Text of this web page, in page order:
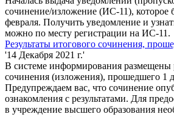
сочинение/изложение (ИС-11), которое
февраля. Получить уведомление и
можно по месту регистрации на ИС-11.
Результаты итогового сочинения,
'14 Декабря 2021 г.'
В системе информирования размещены
сочинения (изложения), прошедшего 1
Предупреждаем вас, что сочинение
ознакомления с результатами. Для
в учреждение высшего образования